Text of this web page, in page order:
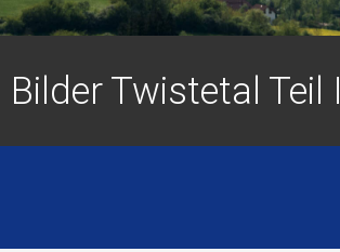
Bilder Twistetal Teil I